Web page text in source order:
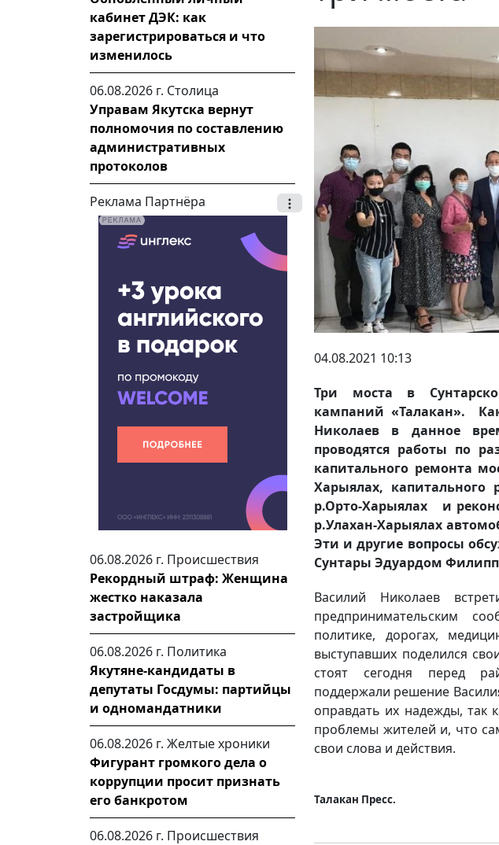
кабинет ДЭК: как
зарегистрироваться и что
изменилось
06.08.2026 г. Столица
Управам Якутска вернут
полномочия по составлению
административных
протоколов
Реклама Партнёра
06.08.2026 г. Происшествия
Рекордный штраф: Женщина
жестко наказала
застройщика
06.08.2026 г. Политика
Якутяне-кандидаты в
депутаты Госдумы: партийцы
и одномандатники
06.08.2026 г. Желтые хроники
Фигурант громкого дела о
коррупции просит признать
его банкротом
06.08.2026 г. Происшествия
04.08.2021 10:13
Три моста в
кампаний «Талакан».
Николаев в данное
проводятся работы по
капитального ремонта
Харыялах, капитального
р.Орто-Харыялах и
р.Улахан-Харыялах
Эти и другие вопросы
Сунтары Эдуардом
Василий Николаев
предпринимательским
политике, дорогах,
выступавших поделился
стоят сегодня перед
поддержали решение
оправдать их надежды, так
проблемы жителей и, что
свои слова и действия.
Талакан Пресс.